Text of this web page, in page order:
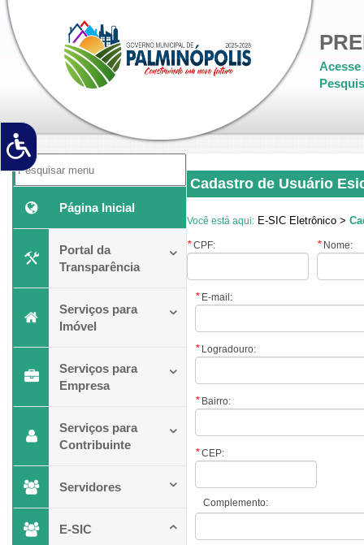
Acesse
Página Inicial
Portal da
Transparência
Serviços para
Imóvel
Serviços para
Empresa
Serviços para
Contribuinte
Servidores
E-SIC
Cadastro de Usuário
Você está aqui: E-SIC Eletrônico >
*CPF: *Nome:
*E-mail:
*Logradouro:
*Bairro:
*CEP:
Complemento: